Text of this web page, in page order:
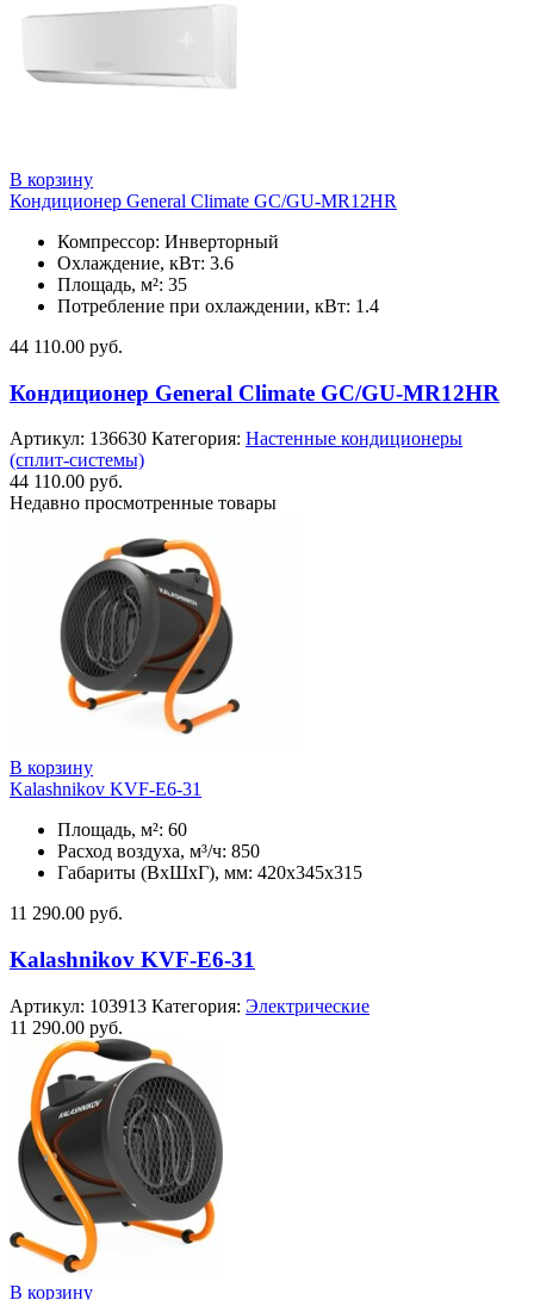
В корзину
Кондиционер General Climate GC/GU-MR12HR
Компрессор: Инверторный
Охлаждение, кВт: 3.6
Площадь, м²: 35
Потребление при охлаждении, кВт: 1.4
44 110.00 руб.
Кондиционер General Climate GC/GU-MR12HR
Артикул: 136630 Категория: Настенные кондиционеры
(сплит-системы)
44 110.00 руб.
Недавно просмотренные товары
В корзину
Kalashnikov KVF-E6-31
Площадь, м²: 60
Расход воздуха, м³/ч: 850
Габариты (ВхШхГ), мм: 420x345x315
11 290.00 руб.
Kalashnikov KVF-E6-31
Артикул: 103913 Категория: Электрические
11 290.00 руб.
В корзину